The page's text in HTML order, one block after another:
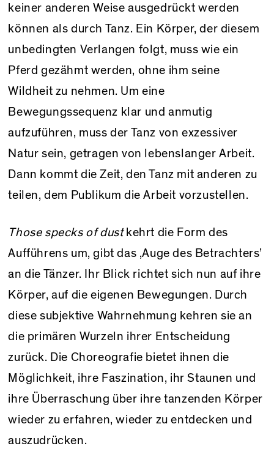
keiner anderen Weise ausgedrückt werden
können als durch Tanz. Ein Körper, der diesem
unbedingten Verlangen folgt, muss wie ein
Pferd gezähmt werden, ohne ihm seine
Wildheit zu nehmen. Um eine
Bewegungssequenz klar und anmutig
aufzuführen, muss der Tanz von exzessiver
Natur sein, getragen von lebenslanger Arbeit.
Dann kommt die Zeit, den Tanz mit anderen zu
teilen, dem Publikum die Arbeit vorzustellen.
Those specks of dustkehrt die Form des
Aufführens um, gibt das ‚Auge des Betrachters’
an die Tänzer. Ihr Blick richtet sich nun auf ihre
Körper, auf die eigenen Bewegungen. Durch
diese subjektive Wahrnehmung kehren sie an
die primären Wurzeln ihrer Entscheidung
zurück. Die Choreografie bietet ihnen die
Möglichkeit, ihre Faszination, ihr Staunen und
ihre Überraschung über ihre tanzenden Körper
wieder zu erfahren, wieder zu entdecken und
auszudrücken.